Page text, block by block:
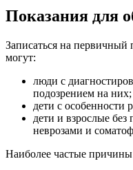
Показания для
Записаться на
могут:
люди с
подозрением на них;
дети с особенности
дети и взрослые без
неврозами и
Наиболее частые причины